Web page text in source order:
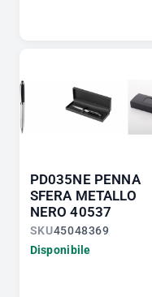
PD035NE PENNA
SFERA METALLO
NERO 40537
SKU45048369
Disponibile